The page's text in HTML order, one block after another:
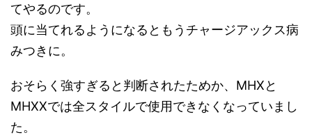
てやるのです。
頭に当てれるようになるともうチャージアックス病
みつきに。
おそらく強すぎると判断されたためか、MHXと
MHXXでは全スタイルで使用できなくなっていまし
た。